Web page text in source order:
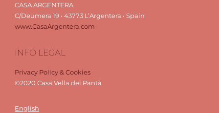
new
window
new
window
CASA ARGENTERA
C/Deumera 19 • 43773 L’Argentera • Spain
www.CasaArgentera.com
INFO LEGAL
Privacy Policy & Cookies
©2020 Casa Vella del Pantà
English